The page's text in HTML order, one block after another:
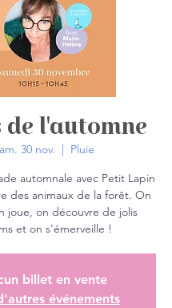
de l'automne
30 nov.
  |
Pluie
automnale avec Petit Lapin
des animaux de la forêt. On
joue, on découvre de jolis
et on s'émerveille !
billet en vente
événements